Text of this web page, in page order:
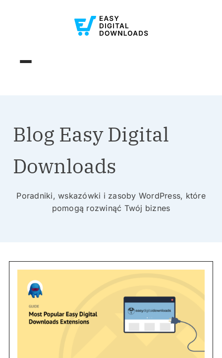
Blog Easy Digital
Downloads
Poradniki, wskazówki i zasoby WordPress, które
pomogą rozwinąć Twój biznes